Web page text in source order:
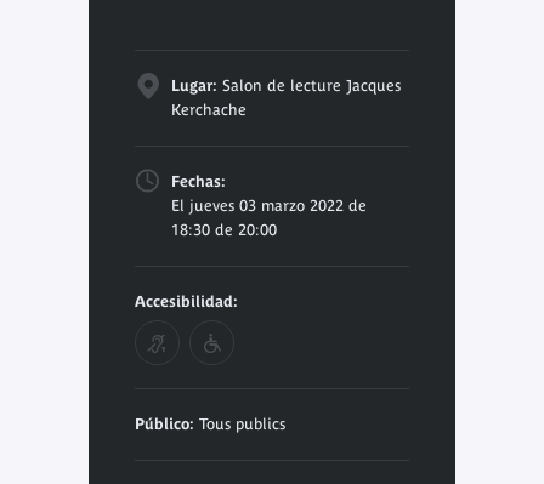
Lugar: Salon de lecture Jacques
Kerchache
Fechas:
El jueves 03 marzo 2022 de
18:30 de 20:00
Accesibilidad:
Público: Tous publics